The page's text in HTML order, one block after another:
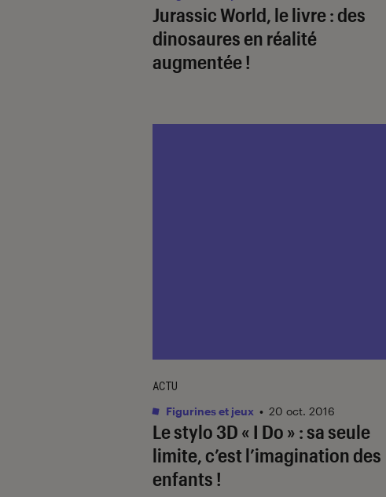
Jurassic World, le livre : des
dinosaures en réalité
augmentée !
Le stylo 3D « I Do » : sa seule
limite, c’est l’imagination des
enfants !
ACTU
Figurines et jeux • 20 oct. 2016